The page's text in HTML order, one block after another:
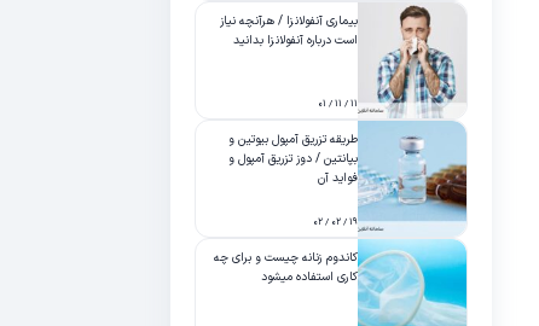
بیماری آنفولانزا / هرآنچه نیاز
است درباره آنفولانزا بدانید
۱۱ / ۱۱ / ۰۱
طریقه تزریق آمپول بیوتین و
بپانتین / دوز تزریق آمپول و
فواید آن
۱۹ / ۰۲ / ۰۲
کاندوم زنانه چیست و برای چه
کاری استفاده میشود